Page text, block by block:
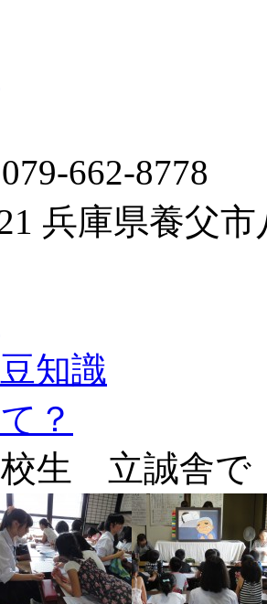
662-8778
兵庫県養父
知識
？
生 立誠舎で